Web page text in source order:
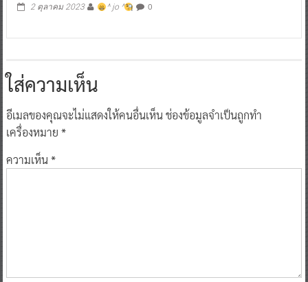
2 ตุลาคม 2023 ^ jo ^ 0
ใส่ความเห็น
อีเมลของคุณจะไม่แสดงให้คนอื่นเห็นช่องข้อมูลจำเป็นถูกทำ
เครื่องหมาย *
ความเห็น*